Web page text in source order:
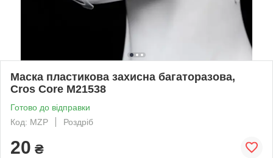
Маска пластикова захисна багаторазова,
Cros Core M21538
Готово до відправки
Код: MZP
Роздріб
20 ₴